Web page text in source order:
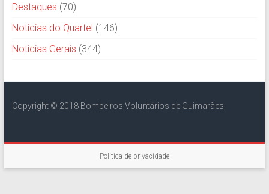
Destaques (70)
Noticias do Quartel (146)
Noticias Gerais (344)
Copyright © 2018 Bombeiros Voluntários de Guimarães
Política de privacidade